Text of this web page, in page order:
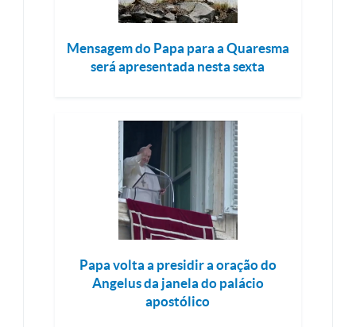
Mensagem do Papa para a Quaresma
será apresentada nesta sexta
Papa volta a presidir a oração do
Angelus da janela do palácio
apostólico